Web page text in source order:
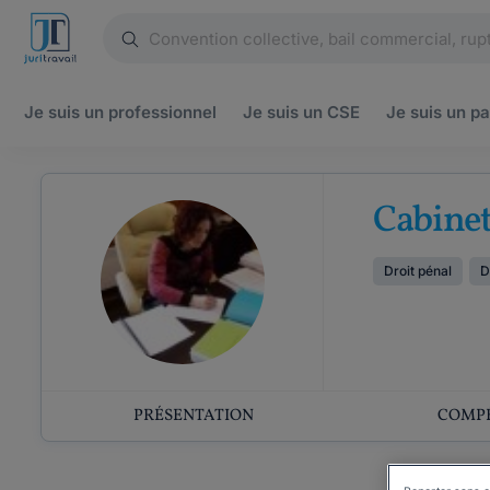
Je suis un professionnel Je suis un CSE Je suis un
Droit pénal
PRÉSENTATION